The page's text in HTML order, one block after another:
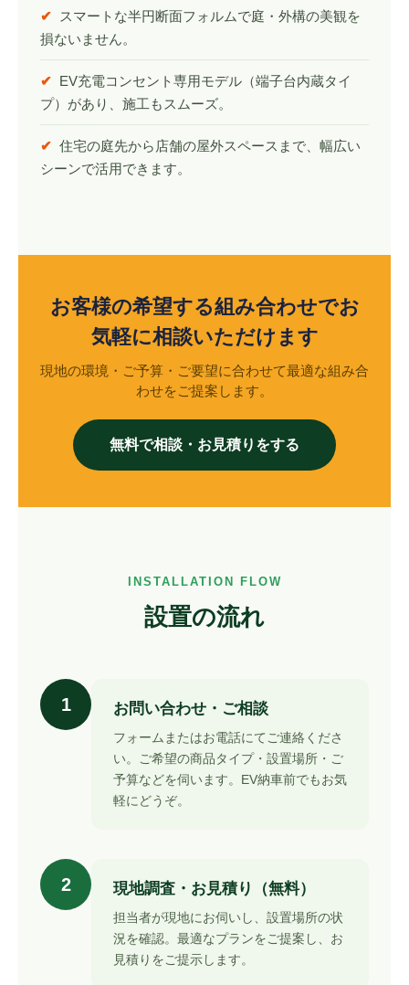
✔
スマートな半円断面フォルムで庭・外構の美観を
損ないません。
✔ EV充電コンセント専用モデル（端子台内蔵タイ
プ）があり、施工もスムーズ。
✔ 住宅の庭先から店舗の屋外スペースまで、幅広い
シーンで活用できます。
お客様の希望する組み合わせでお
気軽に相談いただけます
現地の環境・ご予算・ご要望に合わせて最適な組み合
わせをご提案します。
無料で相談・お見積りをする
INSTALLATION FLOW
設置の流れ
1 お問い合わせ・ご相談
フォームまたはお電話にてご連絡くださ
い。ご希望の商品タイプ・設置場所・ご
予算などを伺います。EV納車前でもお気
軽にどうぞ。
2 現地調査・お見積り（無料）
担当者が現地にお伺いし、設置場所の状
況を確認。最適なプランをご提案し、お
見積りをご提示します。